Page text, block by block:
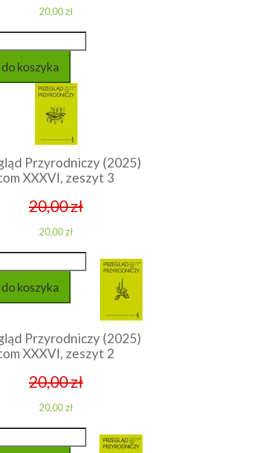
20,00 zł
Przyrodniczy (2025)
XXXVI, zeszyt 3
20,00 zł
20,00 zł
Przyrodniczy (2025)
XXXVI, zeszyt 2
20,00 zł
20,00 zł